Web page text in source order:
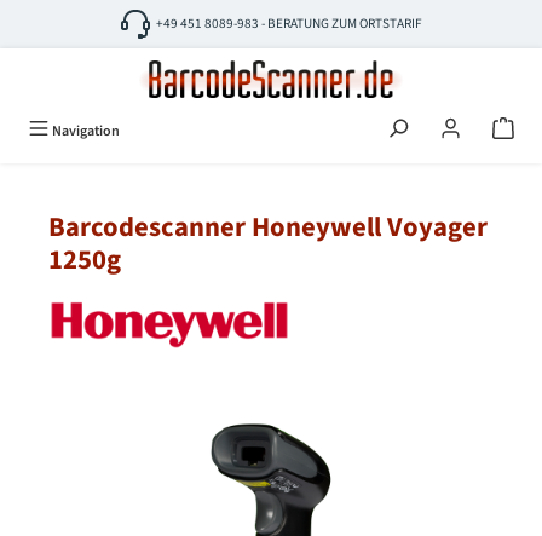
Zum Hauptinhalt springen+49 451 8089-983 - BERATUNG ZUM ORTSTARIF
Navigation
Barcodescanner Honeywell Voyager
1250g